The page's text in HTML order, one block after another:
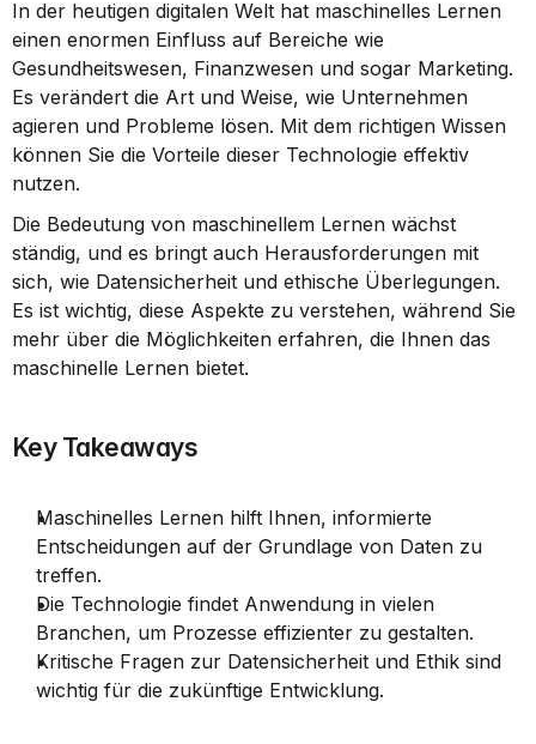
In der heutigen digitalen Welt hat maschinelles Lernen
einen enormen Einfluss auf Bereiche wie
Gesundheitswesen, Finanzwesen und sogar Marketing.
Es verändert die Art und Weise, wie Unternehmen
agieren und Probleme lösen. Mit dem richtigen Wissen
können Sie die Vorteile dieser Technologie effektiv
nutzen.
Die Bedeutung von maschinellem Lernen wächst
ständig, und es bringt auch Herausforderungen mit
sich, wie Datensicherheit und ethische Überlegungen.
Es ist wichtig, diese Aspekte zu verstehen, während Sie
mehr über die Möglichkeiten erfahren, die Ihnen das
maschinelle Lernen bietet.
Key Takeaways
Maschinelles Lernen hilft Ihnen, informierte
Entscheidungen auf der Grundlage von Daten zu
treffen.
Die Technologie findet Anwendung in vielen
Branchen, um Prozesse effizienter zu gestalten.
Kritische Fragen zur Datensicherheit und Ethik sind
wichtig für die zukünftige Entwicklung.